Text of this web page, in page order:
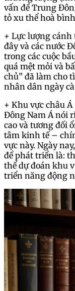
vấn đề Trung
tỏ xu thể hoà
+ Lực lượng cánh
đây và các nước
trong các cuộc
quá mệt mỏi và
chủ” đã làm cho
nhân dân ngày
+ Khu vực châu
Đông Nam Á nói
cao và tương đối
tâm kinh tế –
vực này. Ngày
để phát triển là:
thể dự đoán khu
triển năng động